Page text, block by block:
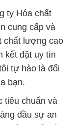
ty Hóa chất
cung cấp và
chất lượng cao
kết đặt uy tín
tự hào là đối
bạn.
tiêu chuẩn và
đầu sự an